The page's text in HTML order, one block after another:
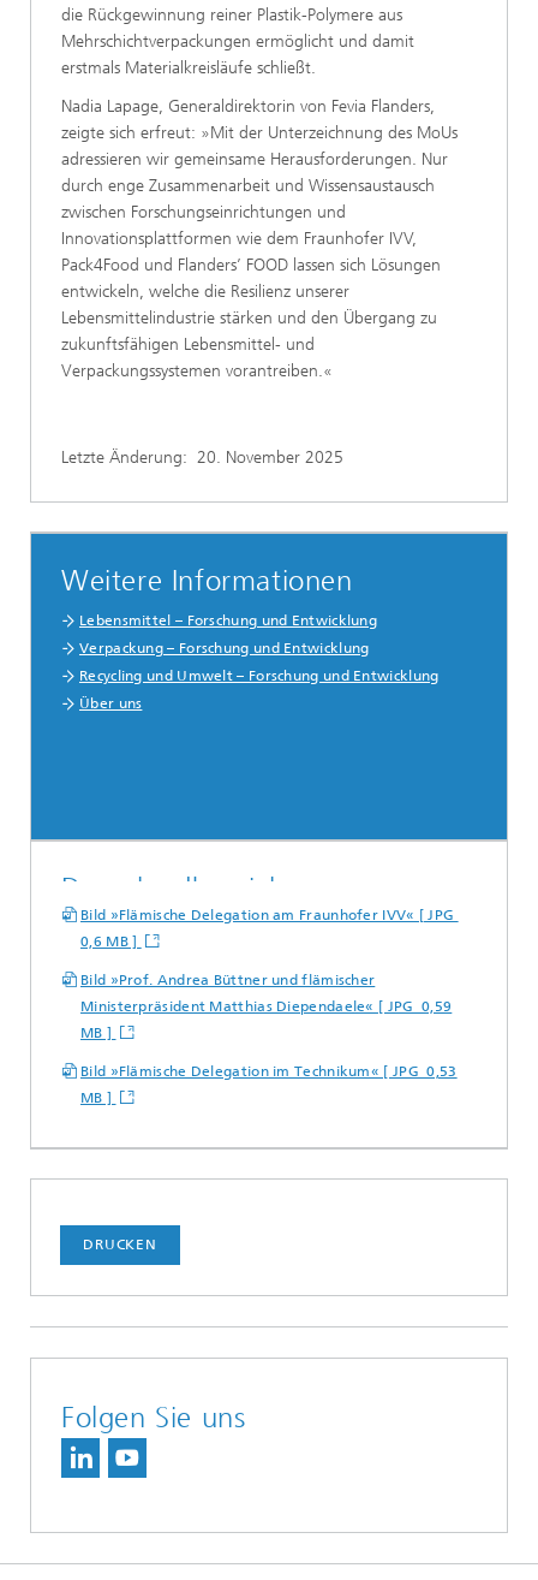
die Rückgewinnung reiner Plastik-Polymere aus
Mehrschichtverpackungen ermöglicht und damit
erstmals Materialkreisläufe schließt.
Nadia Lapage, Generaldirektorin von Fevia Flanders,
zeigte sich erfreut: »Mit der Unterzeichnung des MoUs
adressieren wir gemeinsame Herausforderungen. Nur
durch enge Zusammenarbeit und Wissensaustausch
zwischen Forschungseinrichtungen und
Innovationsplattformen wie dem Fraunhofer IVV,
Pack4Food und Flanders’ FOOD lassen sich Lösungen
entwickeln, welche die Resilienz unserer
Lebensmittelindustrie stärken und den Übergang zu
zukunftsfähigen Lebensmittel- und
Verpackungssystemen vorantreiben.«
Letzte Änderung: 20. November 2025
Weitere Informationen
Lebensmittel – Forschung und Entwicklung
Verpackung – Forschung und Entwicklung
Recycling und Umwelt – Forschung und Entwicklung
Über uns
Downloadbereich
Bild »Flämische Delegation am Fraunhofer IVV« [ JPG
0,6 MB ]
Bild »Prof. Andrea Büttner und flämischer
Ministerpräsident Matthias Diependaele« [ JPG 0,59
MB ]
Bild »Flämische Delegation im Technikum« [ JPG 0,53
MB ]
DRUCKEN
Folgen Sie uns